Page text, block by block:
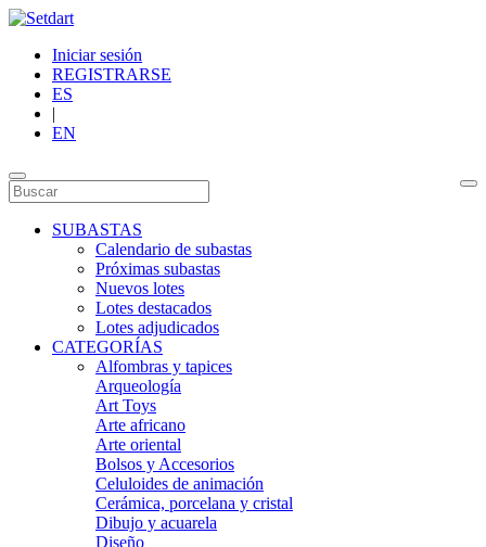
Iniciar sesión
REGISTRARSE
ES
|
EN
SUBASTAS
Calendario de subastas
Próximas subastas
Nuevos lotes
Lotes destacados
Lotes adjudicados
CATEGORÍAS
Alfombras y tapices
Arqueología
Art Toys
Arte africano
Arte oriental
Bolsos y Accesorios
Celuloides de animación
Cerámica, porcelana y cristal
Dibujo y acuarela
Diseño